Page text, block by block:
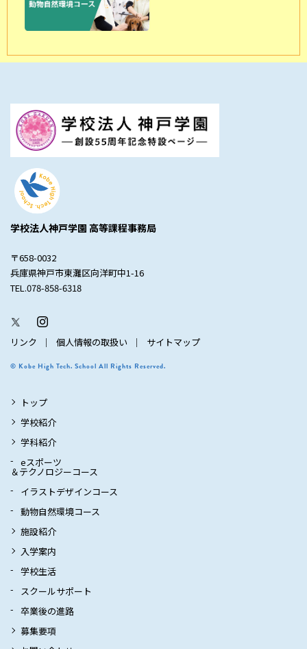
学校法人神戸学園 高等課程事務局
〒658-0032
兵庫県神戸市東灘区向洋町中1-16
TEL.078-858-6318
リンク 個人情報の取扱い サイトマップ
© Kobe High Tech. School All Rights Reserved.
トップ
学校紹介
学科紹介
eスポーツ
＆テクノロジーコース
イラストデザインコース
動物自然環境コース
施設紹介
入学案内
学校生活
スクールサポート
卒業後の進路
募集要項